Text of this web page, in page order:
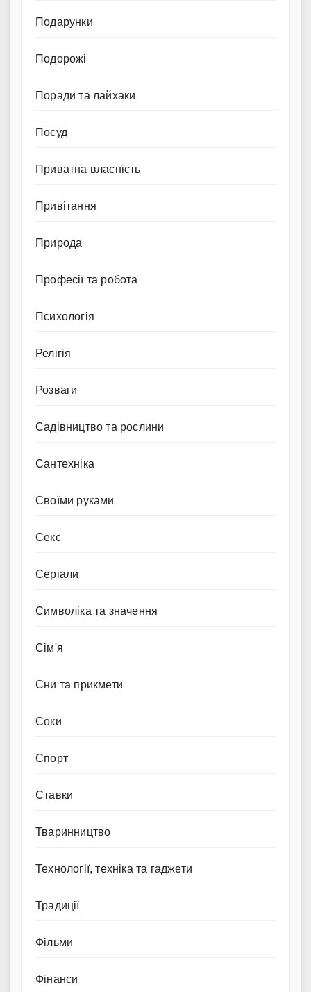
Подарунки
Подорожі
Поради та лайхаки
Посуд
Приватна власність
Привітання
Природа
Професії та робота
Психологія
Релігія
Розваги
Садівництво та рослини
Сантехніка
Своїми руками
Секс
Серіали
Символіка та значення
Сім'я
Сни та прикмети
Соки
Спорт
Ставки
Тваринництво
Технології, техніка та гаджети
Традиції
Фільми
Фінанси